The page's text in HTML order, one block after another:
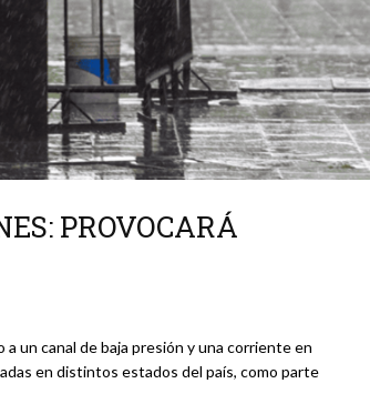
PROVOCARÁ
un canal de baja presión y una corriente en
en distintos estados del país, como parte